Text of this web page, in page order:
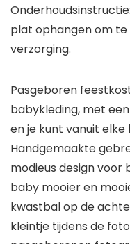
plat ophangen om
verzorging.
Pasgeboren
babykleding, met
en je kunt vanuit
Handgemaakte
modieus design voor
baby mooier en
kwastbal op de
kleintje tijdens de